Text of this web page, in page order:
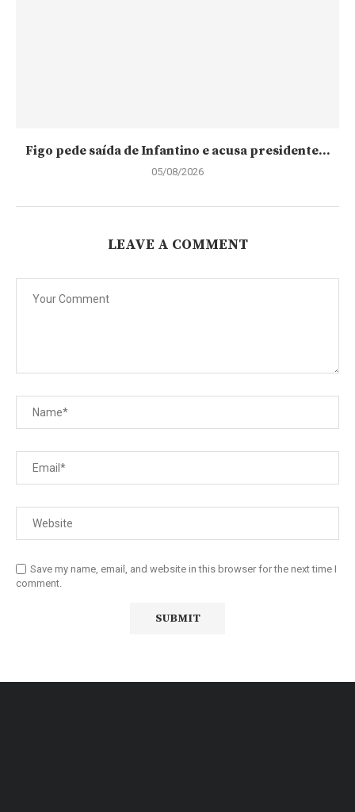
Figo pede saída de Infantino e acusa presidente...
05/08/2026
LEAVE A COMMENT
Save my name, email, and website in this browser for the next time I
comment.